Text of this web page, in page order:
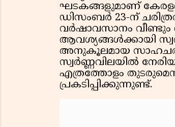
ഘടകങ്ങളുമാണ്
ഡിസംബർ 23-ന്
വർഷാവസാനം വീണ്ടും
ആവശ്യങ്ങൾക്കായി
അനുകൂലമായ
സ്വർണ്ണവിലയിൽ
എത്രത്തോളം
പ്രകടിപ്പിക്കുന്നുണ്ട്.